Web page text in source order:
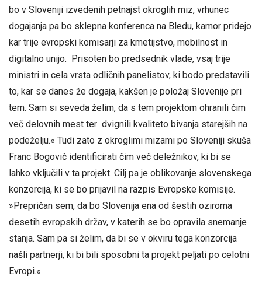
bo v Sloveniji izvedenih petnajst okroglih miz, vrhunec
dogajanja pa bo sklepna konferenca na Bledu, kamor pridejo
kar trije evropski komisarji za kmetijstvo, mobilnost in
digitalno unijo. Prisoten bo predsednik vlade, vsaj trije
ministri in cela vrsta odličnih panelistov, ki bodo predstavili
to, kar se danes že dogaja, kakšen je položaj Slovenije pri
tem. Sam si seveda želim, da s tem projektom ohranili čim
več delovnih mest ter dvignili kvaliteto bivanja starejših na
podeželju.« Tudi zato z okroglimi mizami po Sloveniji skuša
Franc Bogovič identificirati čim več deležnikov, ki bi se
lahko vključili v ta projekt. Cilj pa je oblikovanje slovenskega
konzorcija, ki se bo prijavil na razpis Evropske komisije.
»Prepričan sem, da bo Slovenija ena od šestih oziroma
desetih evropskih držav, v katerih se bo opravila snemanje
stanja. Sam pa si želim, da bi se v okviru tega konzorcija
našli partnerji, ki bi bili sposobni ta projekt peljati po celotni
Evropi.«